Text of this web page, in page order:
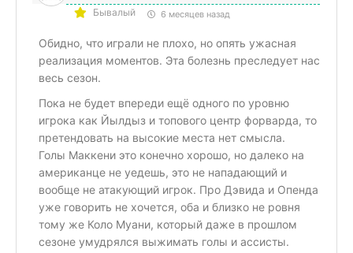
Бывалый 6 месяцев назад
Обидно, что играли не плохо, но опять ужасная
реализация моментов. Эта болезнь преследует нас
весь сезон.
Пока не будет впереди ещё одного по уровню
игрока как Йылдыз и топового центр форварда, то
претендовать на высокие места нет смысла.
Голы Маккени это конечно хорошо, но далеко на
американце не уедешь, это не нападающий и
вообще не атакующий игрок. Про Дэвида и Опенда
уже говорить не хочется, оба и близко не ровня
тому же Коло Муани, который даже в прошлом
сезоне умудрялся выжимать голы и ассисты.